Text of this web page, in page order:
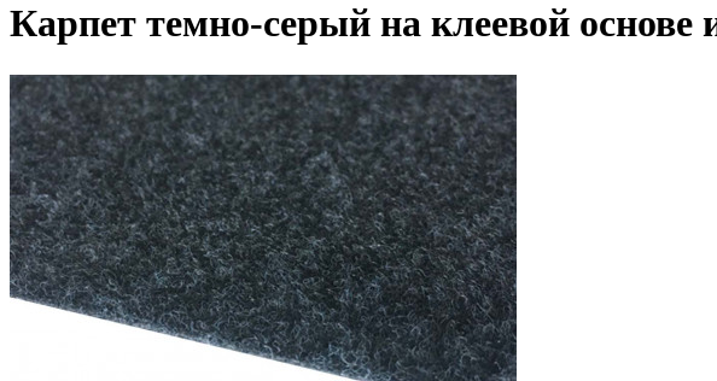
Карпет темно-серый на клеевой основе